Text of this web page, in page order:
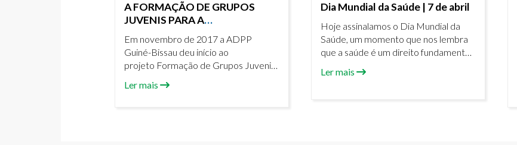
A FORMAÇÃO DE GRUPOS
JUVENIS PARA A
IDENTIFICAÇÃO E ANÁLISE DE
POTENCIALIDADES LOCAIS DE
EMPREENDEDORISMO –
DESTAQUES DE 2018
Em novembro de 2017 a ADPP
Guiné-Bissau deu início ao
projeto Formação de Grupos Juvenis
Analise de Potencialidades Locais de
Ler mais
Dia Mundial da Saúde | 7 de abril
Hoje assinalamos o Dia Mundial da
Saúde, um momento que nos lembra
que a saúde é um direito fundamental
Ler mais